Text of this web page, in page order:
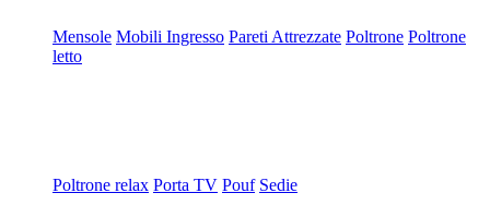
Mensole Mobili Ingresso Pareti Attrezzate Poltrone Poltrone
letto
Poltrone relax Porta TV Pouf Sedie